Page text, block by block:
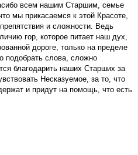
всем нашим Старшим, семье
мы прикасаемся к этой Красоте,
и сложности. Ведь
гор, которое питает наш дух,
дороге, только на пределе
подобрать слова, сложно
благодарить наших Старших за
Несказуемое, за то, что
и придут на помощь, что есть